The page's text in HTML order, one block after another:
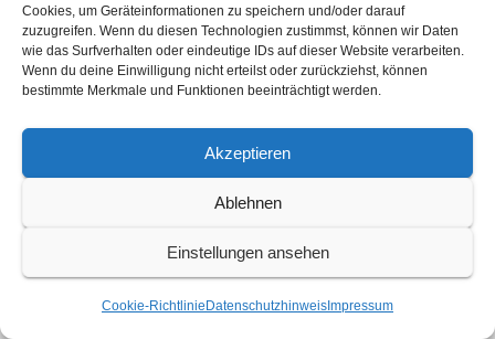
Cookies, um Geräteinformationen zu speichern und/oder darauf
zuzugreifen. Wenn du diesen Technologien zustimmst, können wir Daten
wie das Surfverhalten oder eindeutige IDs auf dieser Website verarbeiten.
Wenn du deine Einwilligung nicht erteilst oder zurückziehst, können
bestimmte Merkmale und Funktionen beeinträchtigt werden.
Akzeptieren
Ablehnen
Einstellungen ansehen
Cookie-Richtlinie Datenschutzhinweis Impressum
In “Die Landarztpraxis — Team Sonnenhof” | SAT.1 am
3. und 4. August 2026 Im Son­nen­hof checkt ein ganz
beson­der­er Gast ein: Mariel­la Ahrens (“GZSZ”, “Der